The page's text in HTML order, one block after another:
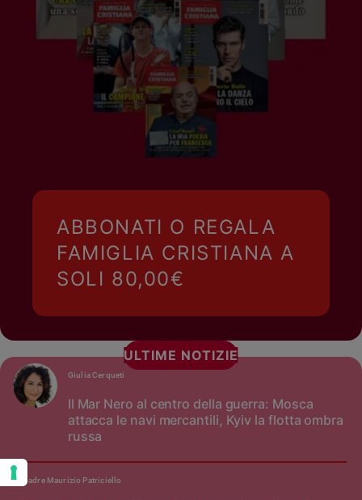
ABBONATI O REGALA
FAMIGLIA CRISTIANA A
SOLI 80,00€
ULTIME NOTIZIE
Il Mar Nero al centro della guerra: Mosca
attacca le navi mercantili, Kyiv la flotta ombra
russa
Giulia Cerqueti
padre Maurizio Patriciello